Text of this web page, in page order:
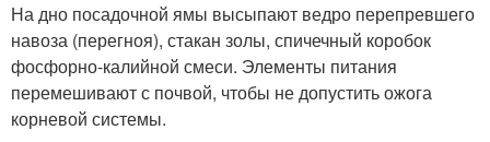
На дно посадочной ямы высыпают ведро перепревшего
навоза (перегноя), стакан золы, спичечный коробок
фосфорно-калийной смеси. Элементы питания
перемешивают с почвой, чтобы не допустить ожога
корневой системы.